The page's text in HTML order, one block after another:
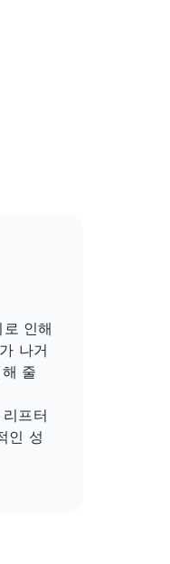
인해
나거
줄
프터
인 성